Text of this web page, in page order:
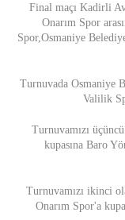
Final maçı Kadirli
Onarım Spor
Spor,Osmaniye
Turnuvada Osmaniye
Valilik
Turnuvamızı
kupasına Baro
Turnuvamızı ikinci
Onarım Spor'a